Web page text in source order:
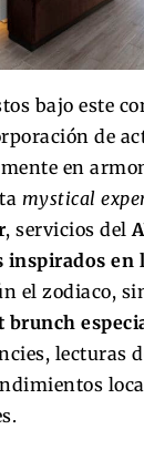
bajo este
de
en
mystical
, servicios del
inspirados en
el zodiaco,
brunch
lecturas